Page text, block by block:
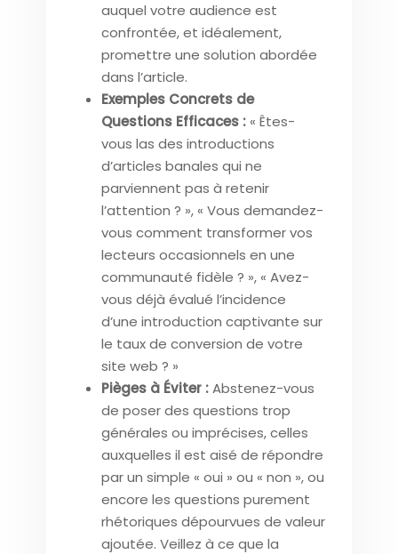
auquel votre audience est
confrontée, et idéalement,
promettre une solution abordée
dans l’article.
Exemples Concrets de
Questions Efficaces :« Êtes-
vous las des introductions
d’articles banales qui ne
parviennent pas à retenir
l’attention ? », « Vous demandez-
vous comment transformer vos
lecteurs occasionnels en une
communauté fidèle ? », « Avez-
vous déjà évalué l’incidence
d’une introduction captivante sur
le taux de conversion de votre
site web ? »
Pièges à Éviter :Abstenez-vous
de poser des questions trop
générales ou imprécises, celles
auxquelles il est aisé de répondre
par un simple « oui » ou « non », ou
encore les questions purement
rhétoriques dépourvues de valeur
ajoutée. Veillez à ce que la